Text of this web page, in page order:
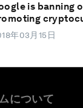
is banning
年03月15日
について